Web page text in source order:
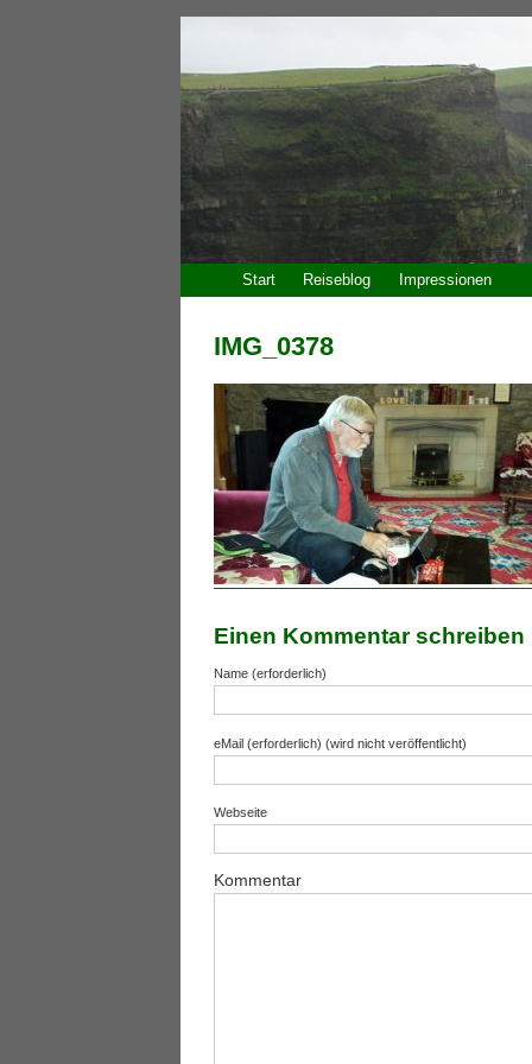
Start Reiseblog Impressionen
IMG_0378
Einen Kommentar schreiben
Name (erforderlich)
eMail (erforderlich) (wird nicht veröffentlicht)
Webseite
Kommentar